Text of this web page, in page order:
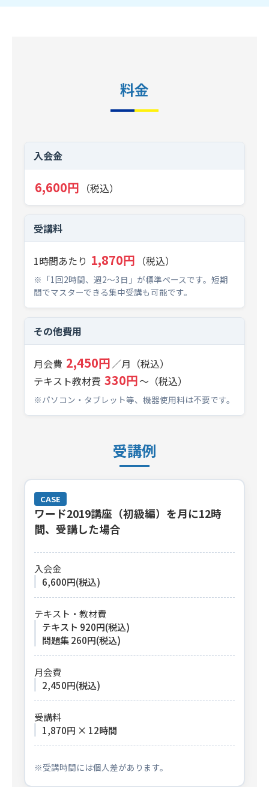
料金
入会金
6,600円 （税込）
受講料
1時間あたり 1,870円 （税込）
※「1回2時間、週2～3日」が標準ペースです。短期
間でマスターできる集中受講も可能です。
その他費用
月会費 2,450円／月（税込）
テキスト教材費 330円～（税込）
※パソコン・タブレット等、機器使用料は不要です。
受講例
CASE
ワード2019講座（初級編）を月に12時
間、受講した場合
入会金
6,600円(税込)
テキスト・教材費
テキスト 920円(税込)
問題集 260円(税込)
月会費
2,450円(税込)
受講料
1,870円 × 12時間
※受講時間には個人差があります。